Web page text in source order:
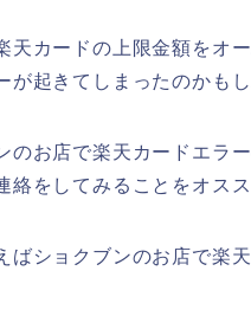
天カードの上限金額をオ
が起きてしまったのかも
お店で楽天カードエラ
をしてみることをオスス
ショクブンのお店で楽